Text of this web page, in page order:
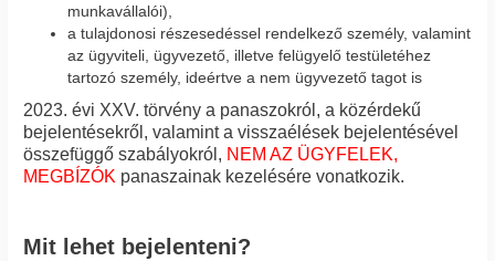
munkavállalói),
a tulajdonosi részesedéssel rendelkező személy, valamint
az ügyviteli, ügyvezető, illetve felügyelő testületéhez
tartozó személy, ideértve a nem ügyvezető tagot is
2023. évi XXV. törvény a panaszokról, a közérdekű
bejelentésekről, valamint a visszaélések bejelentésével
összefüggő szabályokról, NEM AZ ÜGYFELEK,
MEGBÍZÓK panaszainak kezelésére vonatkozik.
Mit lehet bejelenteni?